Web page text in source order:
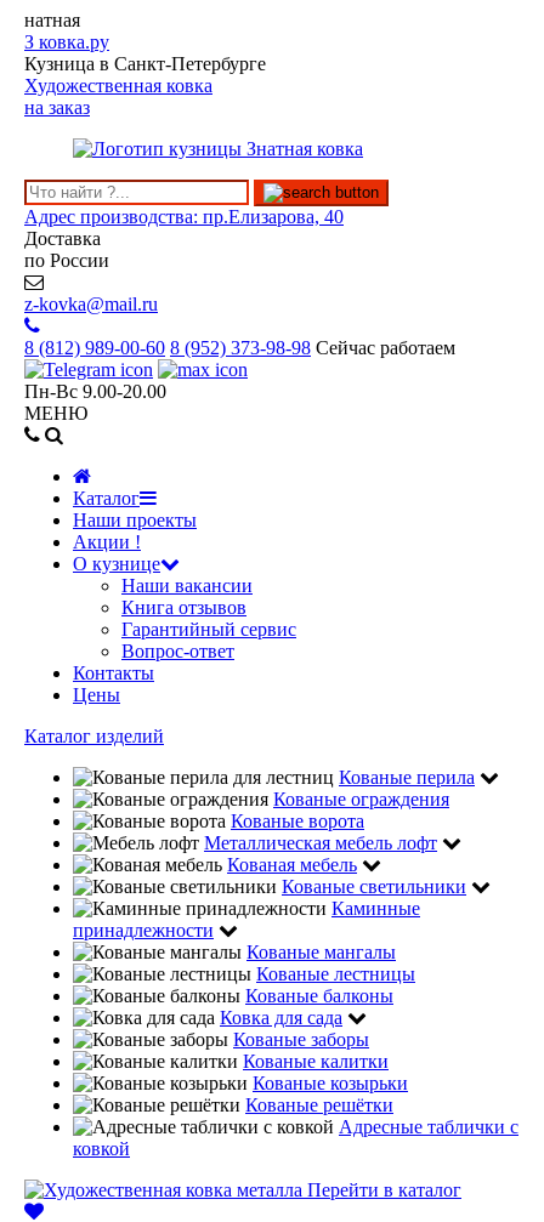
натная
З ковка.ру
Кузница в Санкт-Петербурге
Художественная ковка
на заказ
Адрес производства: пр.Елизарова, 40
Доставка
по России
z-kovka@mail.ru
8 (812) 989-00-60 8 (952) 373-98-98 Сейчас работаем
Пн-Вс 9.00-20.00
МЕНЮ
Каталог
Наши проекты
Акции !
О кузнице
Наши вакансии
Книга отзывов
Гарантийный сервис
Вопрос-ответ
Контакты
Цены
Каталог изделий
Кованые перила
Кованые ограждения
Кованые ворота
Металлическая мебель лофт
Кованая мебель
Кованые светильники
Каминные
принадлежности
Кованые мангалы
Кованые лестницы
Кованые балконы
Ковка для сада
Кованые заборы
Кованые калитки
Кованые козырьки
Кованые решётки
Адресные таблички с
ковкой
Перейти в каталог